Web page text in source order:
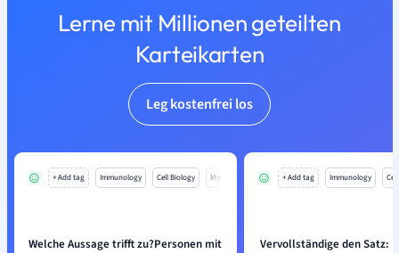
Lerne mit Millionen geteilten
Karteikarten
Leg kostenfrei los
+ Add tag Immunology Cell Biology Mo
Welche Aussage trifft zu?Personen mit
+ Add tag Immunology
Vervollständige den Satz: